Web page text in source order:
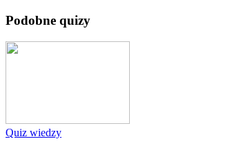
Podobne quizy
Quiz wiedzy